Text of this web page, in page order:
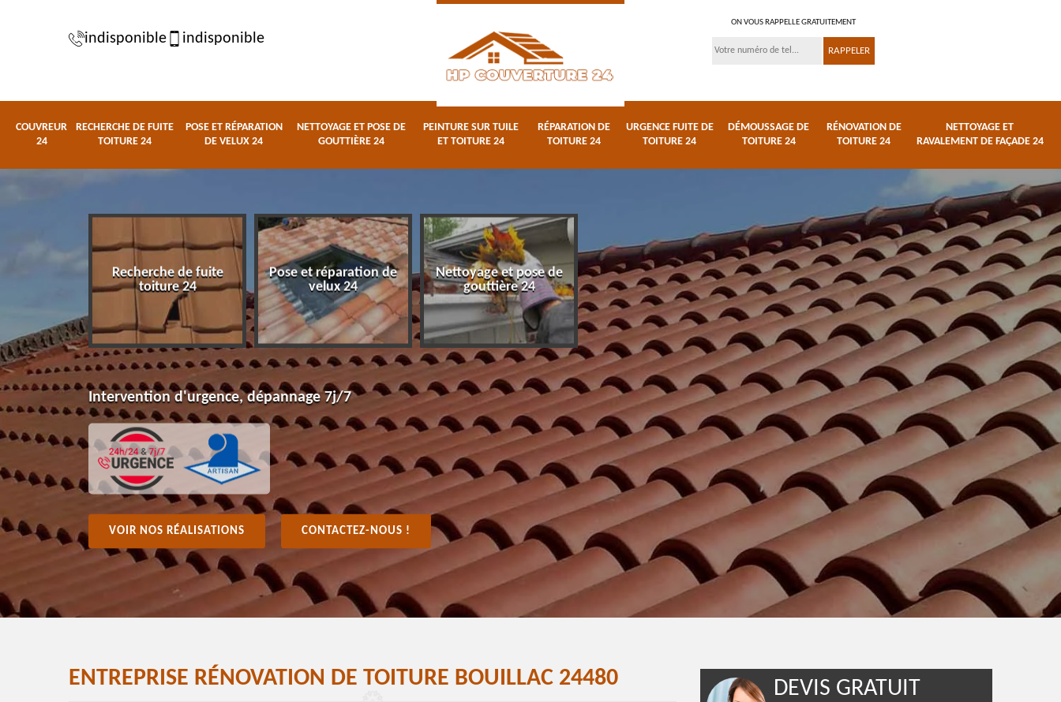
indisponible indisponible
ON VOUS RAPPELLE GRATUITEMENT
COUVREUR
24
RECHERCHE DE FUITE
TOITURE 24
POSE ET RÉPARATION
DE VELUX 24
NETTOYAGE ET POSE DE
GOUTTIÈRE 24
PEINTURE SUR TUILE
ET TOITURE 24
RÉPARATION DE
TOITURE 24
URGENCE FUITE DE
TOITURE 24
DÉMOUSSAGE DE
TOITURE 24
RÉNOVATION DE
TOITURE 24
NETTOYAGE ET
RAVALEMENT DE FAÇADE 24
Recherche de fuite
toiture 24
Pose et réparation de
velux 24
Nettoyage et pose de
gouttière 24
Peinture sur tuile et
toiture 24
Réparation de toiture
24
Urgence fuite de
toiture 24
Intervention d'urgence, dépannage 7j/7
VOIR NOS RÉALISATIONS CONTACTEZ-NOUS !
ENTREPRISE RÉNOVATION DE TOITURE BOUILLAC 24480 DEVIS GRATUIT